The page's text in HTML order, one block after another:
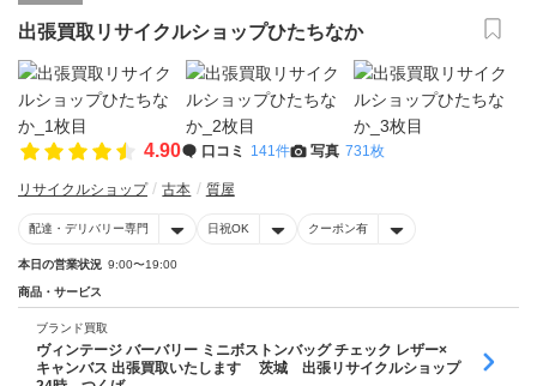
出張買取リサイクルショップひたちなか
4.90 口コミ 141件 写真 731枚
リサイクルショップ 古本 質屋
配達・デリバリー専門 日祝OK クーポン有
本日の営業状況 9:00〜19:00
商品・サービス
ブランド買取
ヴィンテージ バーバリー ミニボストンバッグ チェック レザー×
キャンバス 出張買取いたします 茨城 出張リサイクルショップ